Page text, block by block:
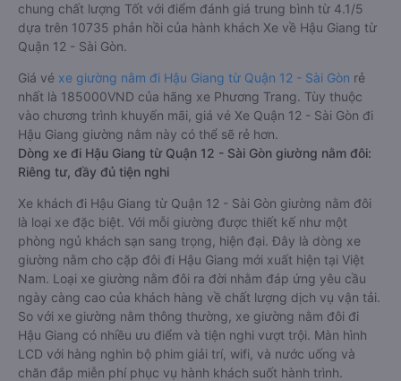
chung chất lượng Tốt với điểm đánh giá trung bình từ 4.1/5
dựa trên 10735 phản hồi của hành khách Xe về Hậu Giang từ
Quận 12 - Sài Gòn.
Giá vé xe giường nằm đi Hậu Giang từ Quận 12 - Sài Gòn rẻ
nhất là 185000VND của hãng xe Phương Trang. Tùy thuộc
vào chương trình khuyến mãi, giá vé Xe Quận 12 - Sài Gòn đi
Hậu Giang giường nằm này có thể sẽ rẻ hơn.
Dòng xe đi Hậu Giang từ Quận 12 - Sài Gòn giường nằm đôi:
Riêng tư, đầy đủ tiện nghi
Xe khách đi Hậu Giang từ Quận 12 - Sài Gòn giường nằm đôi
là loại xe đặc biệt. Với mỗi giường được thiết kế như một
phòng ngủ khách sạn sang trọng, hiện đại. Đây là dòng xe
giường nằm cho cặp đôi đi Hậu Giang mới xuất hiện tại Việt
Nam. Loại xe giường nằm đôi ra đời nhằm đáp ứng yêu cầu
ngày càng cao của khách hàng về chất lượng dịch vụ vận tải.
So với xe giường nằm thông thường, xe giường nằm đôi đi
Hậu Giang có nhiều ưu điểm và tiện nghi vượt trội. Màn hình
LCD với hàng nghìn bộ phim giải trí, wifi, và nước uống và
chăn đắp miễn phí phục vụ hành khách suốt hành trình.